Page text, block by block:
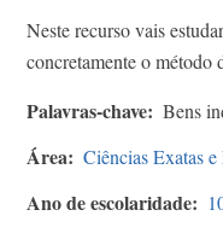
Neste recurso vais
concretamente o método
Palavras-chave Bens
Área Ciências Exatas
Ano de escolaridade